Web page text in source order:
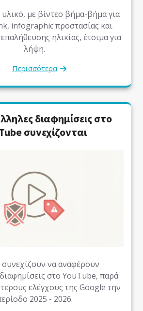
υλικό, με βίντεο βήμα-βήμα για
infographic προστασίας και
ηλικίας, έτοιμα για
λήψη.
Περισσότερα
διαφημίσεις στο
συνεχίζονται
να αναφέρουν
στο YouTube, παρά
ελέγχους της Google την
2025 - 2026.